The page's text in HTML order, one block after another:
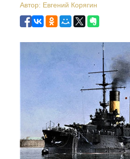
Автор: Евгений Корягин